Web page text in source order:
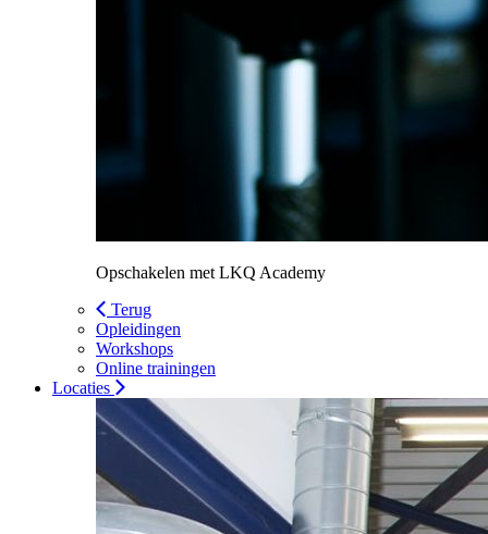
Opschakelen met LKQ Academy
Terug
Opleidingen
Workshops
Online trainingen
Locaties